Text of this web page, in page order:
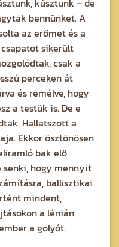
bennünket. A
az erőmet és a
sikerült
csak a
perceken át
és remélve, hogy
a testük is. De e
Hallatszott a
Ekkor ösztönösen
bak elő
senki, hogy mennyit
ballisztikai
mindent,
a lénián
a golyót.